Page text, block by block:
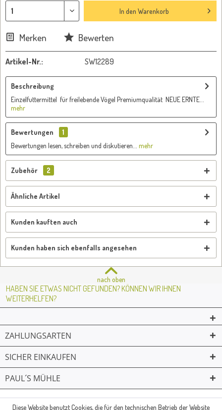
In den Warenkorb
Merken Bewerten
Artikel-Nr.: SW12289
Beschreibung
Einzelfuttermittel für freilebende Vögel Premiumqualität NEUE ERNTE...
mehr
Bewertungen
1
Bewertungen lesen, schreiben und diskutieren...
mehr
Zubehör 2
Ähnliche Artikel
Kunden kauften auch
Kunden haben sich ebenfalls angesehen
nach oben
HABEN SIE ETWAS NICHT GEFUNDEN? KÖNNEN WIR IHNEN
WEITERHELFEN?
ZAHLUNGSARTEN
SICHER EINKAUFEN
PAUL´S MÜHLE
© Paul's Mühle | Inhaber: Christof Paul e.K. | Westring 2 | 45659
Diese Website benutzt Cookies, die für den technischen Betrieb der Website